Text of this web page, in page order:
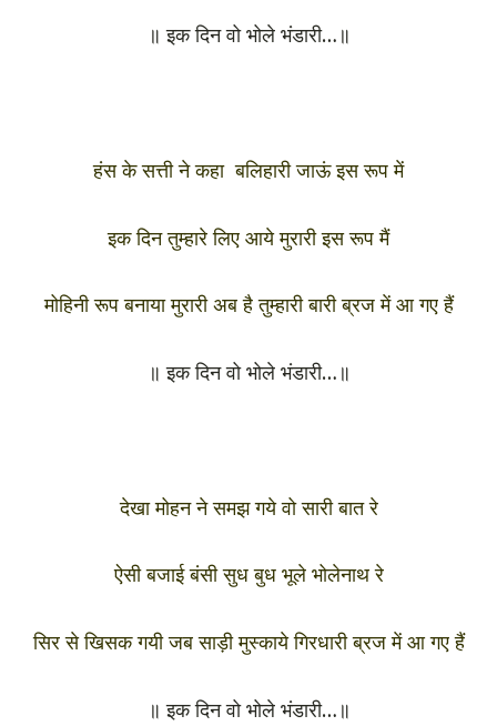
॥ इक दिन वो भोले भंडारी…॥
हंस के सत्ती ने कहा बलिहारी जाऊं इस रूप में
इक दिन तुम्हारे लिए आये मुरारी इस रूप मैं
मोहिनी रूप बनाया मुरारी अब है तुम्हारी बारी ब्रज में आ गए हैं
॥ इक दिन वो भोले भंडारी…॥
देखा मोहन ने समझ गये वो सारी बात रे
ऐसी बजाई बंसी सुध बुध भूले भोलेनाथ रे
सिर से खिसक गयी जब साड़ी मुस्काये गिरधारी ब्रज में आ गए हैं
॥ इक दिन वो भोले भंडारी…॥